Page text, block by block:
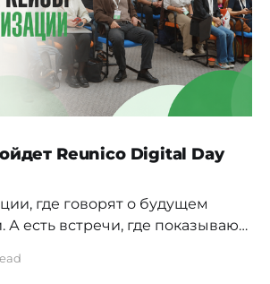
Reunico Digital Day
где говорят о будущем
А есть встречи, где показывают,